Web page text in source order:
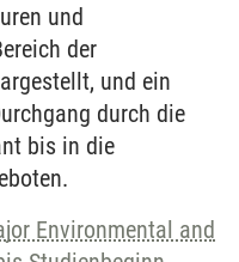
und
der
und ein
durch die
bis in die
Environmental and